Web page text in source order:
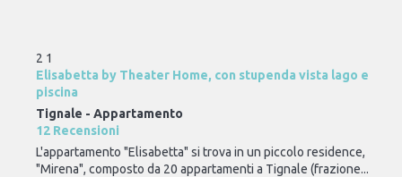
2 1
Elisabetta by Theater Home, con stupenda vista lago e
piscina
Tignale - Appartamento
12 Recensioni
L'appartamento "Elisabetta" si trova in un piccolo residence,
"Mirena", composto da 20 appartamenti a Tignale (frazione...